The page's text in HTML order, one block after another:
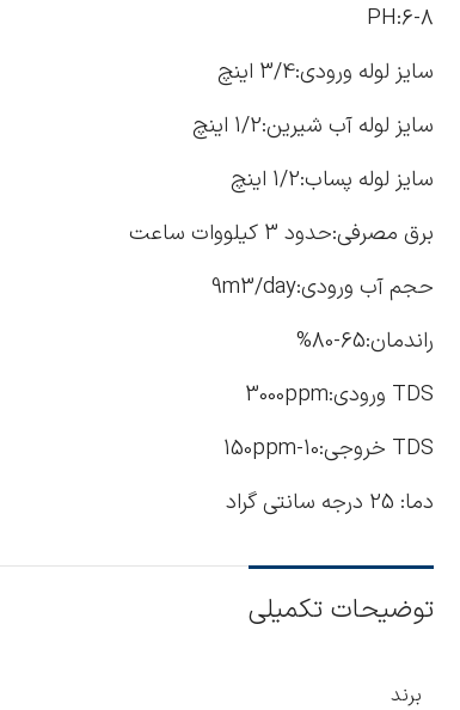
PH:6-8
سایز لوله ورودی:3/4 اینچ
سایز لوله آب شیرین:1/2 اینچ
سایز لوله پساب:1/2 اینچ
برق مصرفی:حدود 3 کیلووات ساعت
حجم آب ورودی:9m3/day
راندمان:65-80%
TDS ورودی:3000ppm
TDS خروجی:10-150ppm
دما: 25 درجه سانتی گراد
توضیحات تکمیلی
برند